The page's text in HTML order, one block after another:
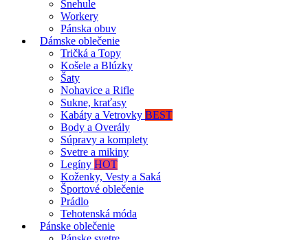
Snehule
Workery
Pánska obuv
Dámske oblečenie
Tričká a Topy
Košele a Blúzky
Šaty
Nohavice a Rifle
Sukne, kraťasy
Kabáty a Vetrovky BEST
Body a Overály
Súpravy a komplety
Svetre a mikiny
Legíny HOT
Koženky, Vesty a Saká
Športové oblečenie
Prádlo
Tehotenská móda
Pánske oblečenie